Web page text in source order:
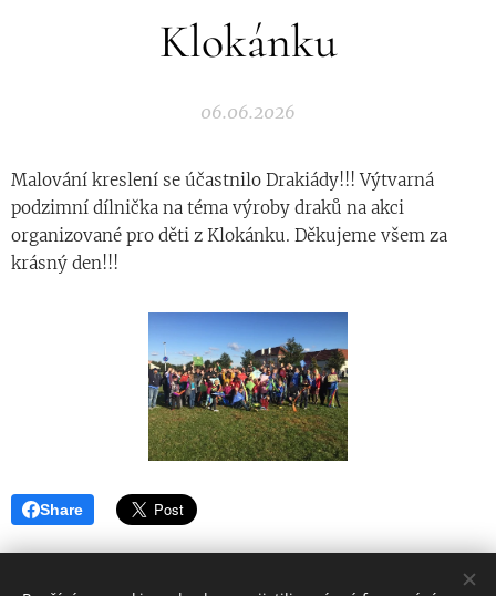
Klokánku
06.06.2026
Malování kreslení se účastnilo Drakiády!!! Výtvarná
podzimní dílnička na téma výroby draků na akci
organizované pro děti z Klokánku. Děkujeme všem za
krásný den!!!
Share